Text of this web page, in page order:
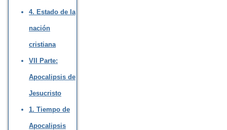
4. Estado de la
nación
cristiana
VII Parte:
Apocalipsis de
Jesucristo
1. Tiempo de
Apocalipsis